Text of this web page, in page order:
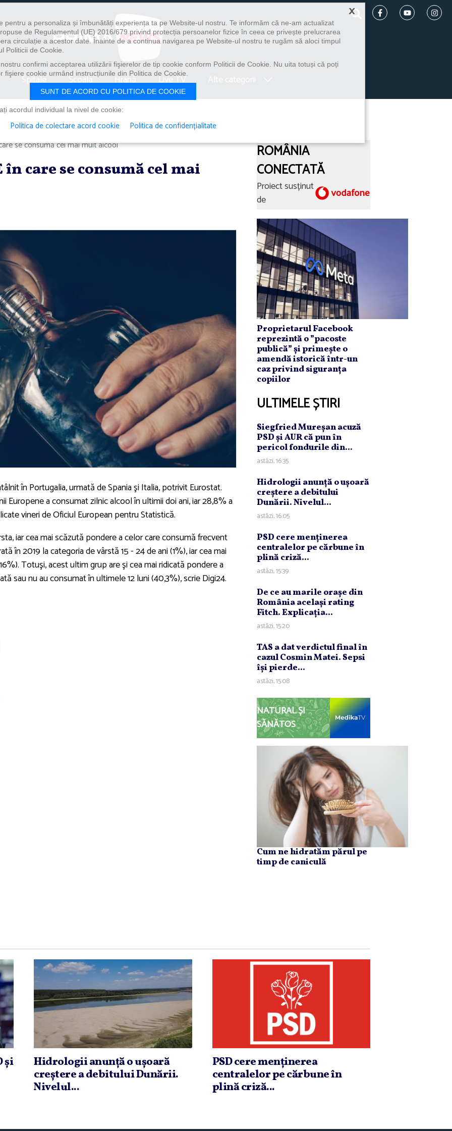
Spitale Școală Hrană Live TV
se consumă cel mai mult alcool
care se consumă cel mai
în Portugalia, urmată de Spania şi Italia, potrivit Eurostat.
Europene a consumat zilnic alcool în ultimii doi ani, iar 28,8% a
vineri de Oficiul European pentru Statistică.
iar cea mai scăzută pondere a celor care consumă frecvent
în 2019 la categoria de vârstă 15 - 24 de ani (1%), iar cea mai
Totuşi, acest ultim grup are şi cea mai ridicată pondere a
sau nu au consumat în ultimele 12 luni (40,3%), scrie Digi24.
ROMÂNIA
CONECTATĂ
Proiect susținut
de
Proprietarul Facebook
reprezintă o ”pacoste
publică” și primește o
amendă istorică într-un
caz privind siguranța
copiilor
ULTIMELE ȘTIRI
Siegfried Mureşan acuză
PSD şi AUR că pun în
pericol fondurile din...
astăzi, 16:35
Hidrologii anunţă o uşoară
creştere a debitului
Dunării. Nivelul...
astăzi, 16:05
PSD cere menţinerea
centralelor pe cărbune în
plină criză...
astăzi, 15:39
De ce au marile oraşe din
România acelaşi rating
Fitch. Explicaţia...
astăzi, 15:20
TAS a dat verdictul final în
cazul Cosmin Matei. Sepsi
îşi pierde...
astăzi, 15:08
NATURAL ȘI
SĂNĂTOS
Cum ne hidratăm părul pe
timp de caniculă
şi
Hidrologii anunţă o uşoară
creştere a debitului Dunării.
Nivelul...
PSD cere menţinerea
centralelor pe cărbune în
plină criză...
×
pentru a personaliza și îmbunătăți experiența ta pe Website-ul nostru. Te informăm că ne-am actualizat
de Regulamentul (UE) 2016/679 privind protecția persoanelor fizice în ceea ce privește prelucrarea
circulație a acestor date. Înainte de a continua navigarea pe Website-ul nostru te rugăm să aloci timpul
Politicii de Cookie.
confirmi acceptarea utilizării fişierelor de tip cookie conform Politicii de Cookie. Nu uita totuși că poți
cookie urmând instrucțiunile din Politica de Cookie.
SUNT DE ACORD CU POLITICA DE COOKIE
acordul individual la nivel de cookie:
Politica de colectare acord cookie Politica de confidențialitate